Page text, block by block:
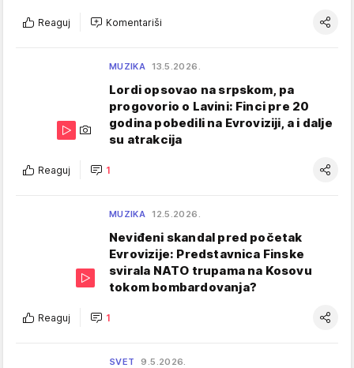
Reaguj Komentariši
MUZIKA 13.5.2026.
Lordi opsovao na srpskom, pa
progovorio o Lavini: Finci pre 20
godina pobedili na Evroviziji, a i dalje
su atrakcija
Reaguj 1
MUZIKA 12.5.2026.
Neviđeni skandal pred početak
Evrovizije: Predstavnica Finske
svirala NATO trupama na Kosovu
tokom bombardovanja?
Reaguj 1
SVET 9.5.2026.